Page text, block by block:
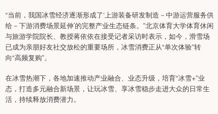
“当前，我国冰雪经济逐渐形成了‘上游装备研发制造－中游运营服务供
给－下游消费场景延伸’的完整产业生态链条。”北京体育大学体育休闲
与旅游学院院长、教授蒋依依在接受记者采访时表示，如今，滑雪场
已成为亲朋好友社交放松的重要场所，冰雪消费正从“单次体验”转
向“高频复购”。
在冰雪热潮下，各地加速推动产业融合、业态升级，培育“冰雪+”业
态，打造多元融合新场景，让玩冰雪、享冰雪稳步走进大众的日常生
活，持续释放消费潜力。